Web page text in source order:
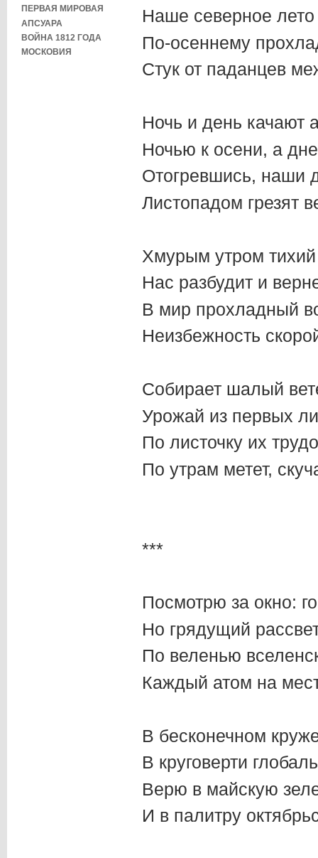
ПЕРВАЯ МИРОВАЯ
АПСУАРА
ВОЙНА 1812 ГОДА
МОСКОВИЯ
Наше северное лето
По-осеннему
Стук от паданцев
Ночь и день качают
Ночью к осени, а
Отогревшись, наши
Листопадом грезят
Хмурым утром тихий
Нас разбудит и
В мир прохладный
Неизбежность
Собирает шалый
Урожай из первых
По листочку их
По утрам метет,
***
Посмотрю за окно:
Но грядущий
По веленью
Каждый атом на
В бесконечном
В круговерти
Верю в майскую
И в палитру